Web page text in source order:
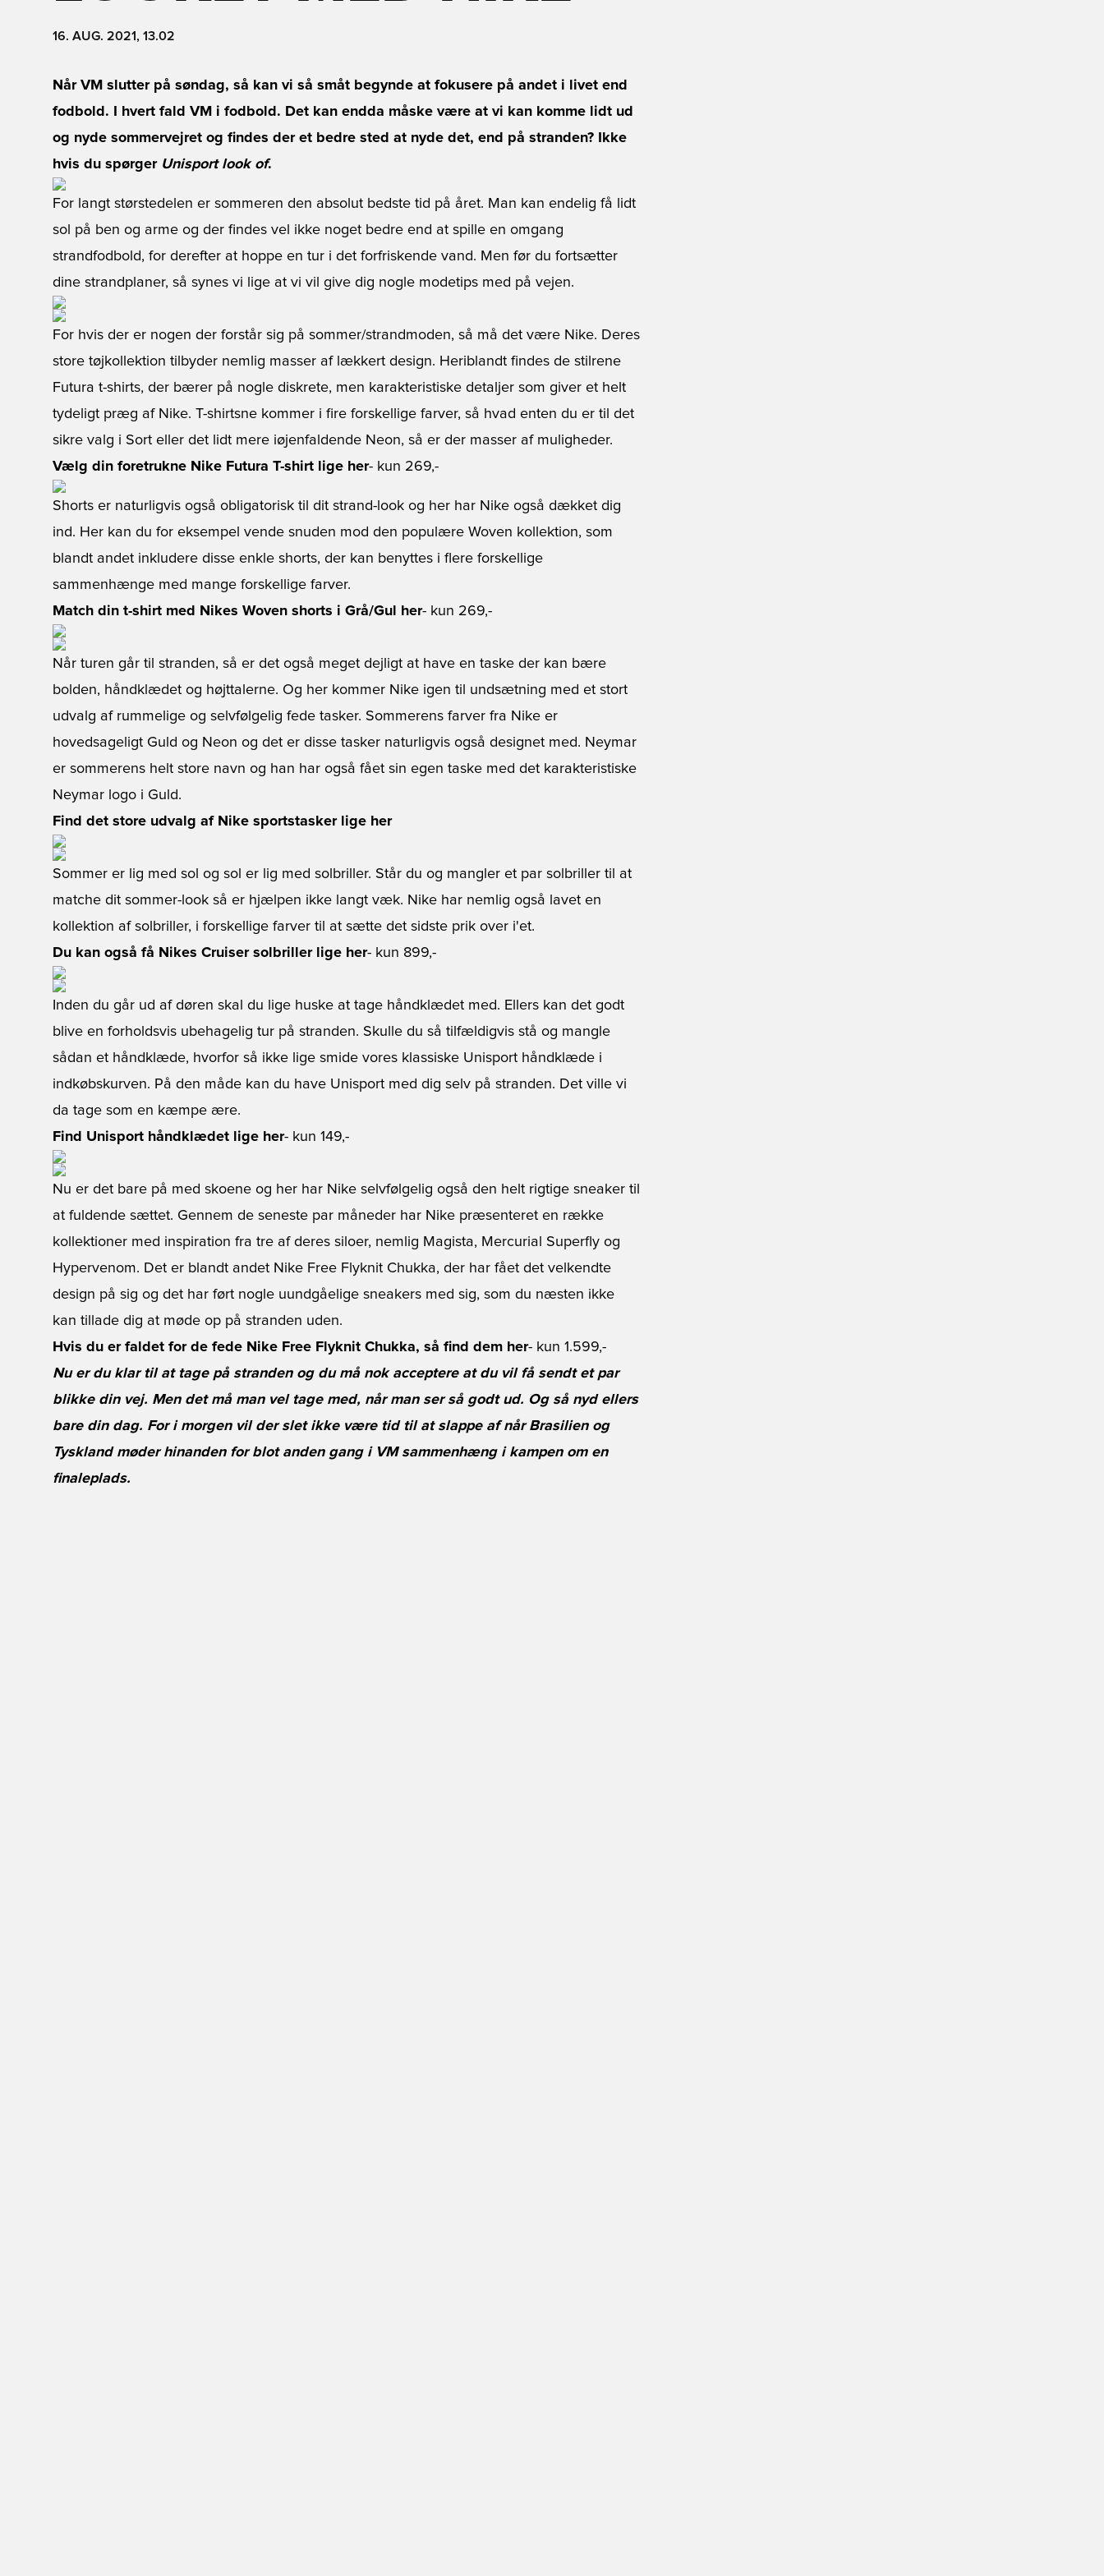
16. AUG. 2021, 13.02
Når VM slutter på søndag, så kan vi så småt begynde at fokusere på andet i livet end
fodbold. I hvert fald VM i fodbold. Det kan endda måske være at vi kan komme lidt ud
og nyde sommervejret og findes der et bedre sted at nyde det, end på stranden? Ikke
hvis du spørger Unisport look of.
For langt størstedelen er sommeren den absolut bedste tid på året. Man kan endelig få lidt
sol på ben og arme og der findes vel ikke noget bedre end at spille en omgang
strandfodbold, for derefter at hoppe en tur i det forfriskende vand. Men før du fortsætter
dine strandplaner, så synes vi lige at vi vil give dig nogle modetips med på vejen.
For hvis der er nogen der forstår sig på sommer/strandmoden, så må det være Nike. Deres
store tøjkollektion tilbyder nemlig masser af lækkert design. Heriblandt findes de stilrene
Futura t-shirts, der bærer på nogle diskrete, men karakteristiske detaljer som giver et helt
tydeligt præg af Nike. T-shirtsne kommer i fire forskellige farver, så hvad enten du er til det
sikre valg i Sort eller det lidt mere iøjenfaldende Neon, så er der masser af muligheder.
Vælg din foretrukne Nike Futura T-shirt lige her- kun 269,-
Shorts er naturligvis også obligatorisk til dit strand-look og her har Nike også dækket dig
ind. Her kan du for eksempel vende snuden mod den populære Woven kollektion, som
blandt andet inkludere disse enkle shorts, der kan benyttes i flere forskellige
sammenhænge med mange forskellige farver.
Match din t-shirt med Nikes Woven shorts i Grå/Gul her- kun 269,-
Når turen går til stranden, så er det også meget dejligt at have en taske der kan bære
bolden, håndklædet og højttalerne. Og her kommer Nike igen til undsætning med et stort
udvalg af rummelige og selvfølgelig fede tasker. Sommerens farver fra Nike er
hovedsageligt Guld og Neon og det er disse tasker naturligvis også designet med. Neymar
er sommerens helt store navn og han har også fået sin egen taske med det karakteristiske
Neymar logo i Guld.
Find det store udvalg af Nike sportstasker lige her
Sommer er lig med sol og sol er lig med solbriller. Står du og mangler et par solbriller til at
matche dit sommer-look så er hjælpen ikke langt væk. Nike har nemlig også lavet en
kollektion af solbriller, i forskellige farver til at sætte det sidste prik over i'et.
Du kan også få Nikes Cruiser solbriller lige her- kun 899,-
Inden du går ud af døren skal du lige huske at tage håndklædet med. Ellers kan det godt
blive en forholdsvis ubehagelig tur på stranden. Skulle du så tilfældigvis stå og mangle
sådan et håndklæde, hvorfor så ikke lige smide vores klassiske Unisport håndklæde i
indkøbskurven. På den måde kan du have Unisport med dig selv på stranden. Det ville vi
da tage som en kæmpe ære.
Find Unisport håndklædet lige her- kun 149,-
Nu er det bare på med skoene og her har Nike selvfølgelig også den helt rigtige sneaker til
at fuldende sættet. Gennem de seneste par måneder har Nike præsenteret en række
kollektioner med inspiration fra tre af deres siloer, nemlig Magista, Mercurial Superfly og
Hypervenom. Det er blandt andet Nike Free Flyknit Chukka, der har fået det velkendte
design på sig og det har ført nogle uundgåelige sneakers med sig, som du næsten ikke
kan tillade dig at møde op på stranden uden.
Hvis du er faldet for de fede Nike Free Flyknit Chukka, så find dem her- kun 1.599,-
Nu er du klar til at tage på stranden og du må nok acceptere at du vil få sendt et par
blikke din vej. Men det må man vel tage med, når man ser så godt ud. Og så nyd ellers
bare din dag. For i morgen vil der slet ikke være tid til at slappe af når Brasilien og
Tyskland møder hinanden for blot anden gang i VM sammenhæng i kampen om en
finaleplads.